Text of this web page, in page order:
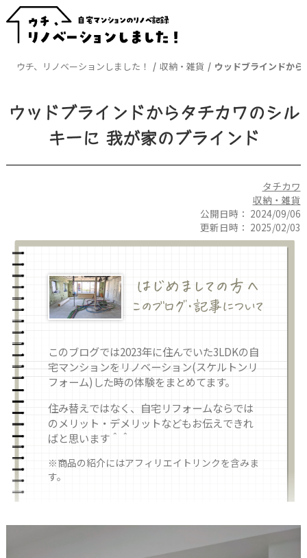
ウチ、リノベーションしました！ 収納・雑貨 ウッドブラインドか
ウッドブラインドからタチカワのシル
キーに 我が家のブラインド
タチカワ
収納・雑貨
公開日時： 2024/09/06
更新日時： 2025/02/03
このブログでは2023年に住んでいた3LDKの自
宅マンションをリノベーション(スケルトンリ
フォーム)した時の体験をまとめてます。
住み替えではなく、自宅リフォームならでは
のメリット・デメリットなどもお伝えできれ
ばと思います＾＾
※商品の紹介にはアフィリエイトリンクを含みま
す。